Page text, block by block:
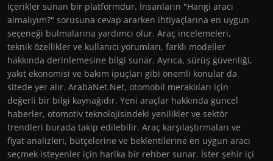
içerikler sunan bir platformdur. İnsanların "Hangi aracı
almalıyım?" sorusuna cevap ararken ihtiyaçlarına en uygun
seçeneği bulmalarına yardımcı olur. Araç incelemeleri,
teknik özellikler ve kullanıcı yorumları, farklı modeller
hakkında derinlemesine bilgi sunar. Ayrıca, sürüş güvenliği,
yakıt ekonomisi ve bakım ipuçları gibi önemli konular da
sitede yer alır. ArabaNet.Net, otomobil meraklıları için
değerli bir bilgi kaynağıdır. Yeni araçlar hakkında güncel
haberler, otomotiv teknolojisindeki yenilikler ve sektör
trendleri burada takip edilebilir. Araç karşılaştırmaları ve
fiyat analizleri, bütçelerine ve beklentilerine en uygun aracı
seçmek isteyenler için harika bir rehber sunar. İster şehir içi